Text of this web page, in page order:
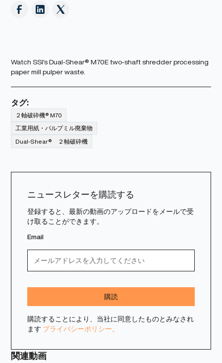
Watch SSI's Dual-Shear® M70E two-shaft shredder processing
paper mill pulper waste.
タグ:
２軸破砕機® M70
工業用紙・パルプミル廃棄物
Dual-Shear® ２軸破砕機
ニュースレターを購読する
登録すると、最新の動画のアップロードをメールで受
け取ることができます。
Email
購読することにより、当社に同意したものとみなされ
ます プライバシーポリシー。
関連動画